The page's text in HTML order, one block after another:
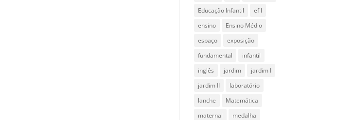
Educação Infantil
ef I
ensino
Ensino Médio
espaço
exposição
fundamental
infantil
inglês
jardim
jardim I
jardim II
laboratório
lanche
Matemática
maternal
medalha